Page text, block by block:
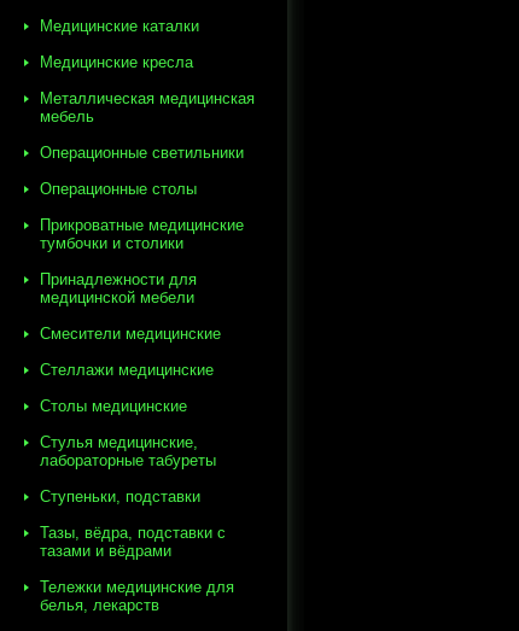
Медицинские каталки
Медицинские кресла
Металлическая медицинская
мебель
Операционные светильники
Операционные столы
Прикроватные медицинские
тумбочки и столики
Принадлежности для
медицинской мебели
Смесители медицинские
Стеллажи медицинские
Столы медицинские
Стулья медицинские,
лабораторные табуреты
Ступеньки, подставки
Тазы, вёдра, подставки с
тазами и вёдрами
Тележки медицинские для
белья, лекарств